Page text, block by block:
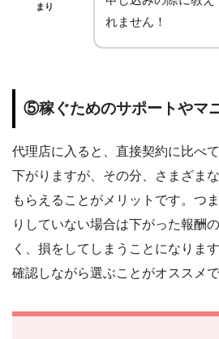
まり
れません！
⑤稼ぐためのサポートやマ
代理店に入ると、直接契約に比べ
下がりますが、その分、さまざま
もらえることがメリットです。つ
りしていない場合は下がった報酬
く、損をしてしまうことになりま
確認しながら選ぶことがオススメで